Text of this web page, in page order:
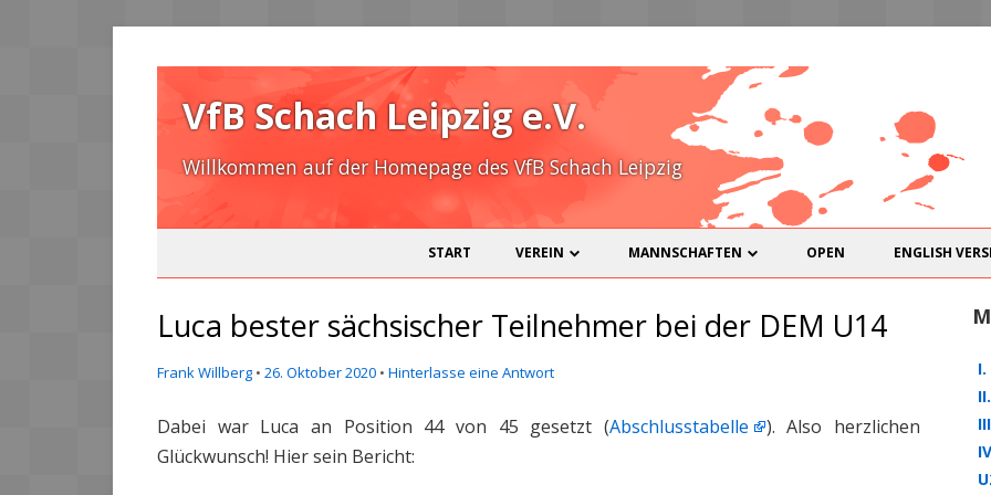
VfB Schach Leipzig e.V.
Willkommen auf der Homepage des VfB Schach Leipzig
START VEREIN
DOWNLOADS
MANNSCHAFTEN
IV. MANNSCHAFT
OPEN ENGLISH
Luca bester sächsischer Teilnehmer bei der DEM U14
Frank Willberg • 26. Oktober 2020 • Hinterlasse eine Antwort
Dabei war Luca an Position 44 von 45 gesetzt (Abschlusstabelle
). Also herzlichen
Glückwunsch! Hier sein Bericht: